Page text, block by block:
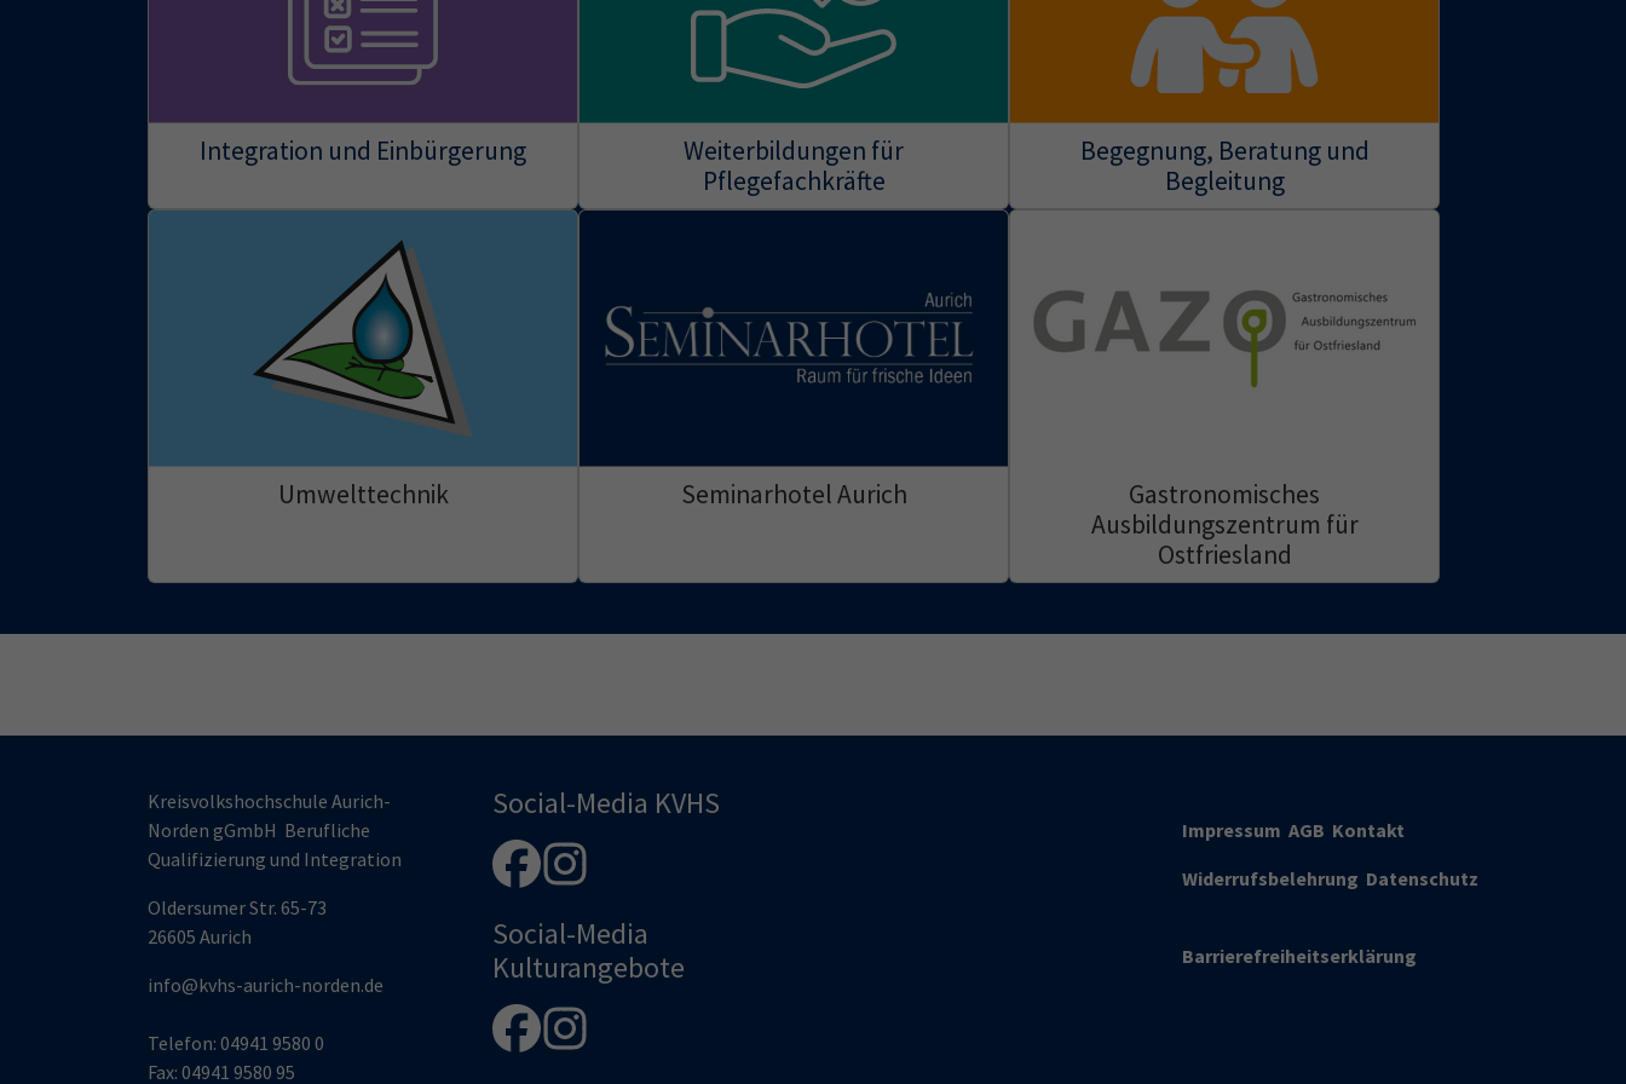
Integration und Einbürgerung
Weiterbildungen für
Pflegefachkräfte
Begegnung, Beratung und
Begleitung
Umwelttechnik Seminarhotel Aurich
Gastronomisches
Ausbildungszentrum für
Ostfriesland
Kreisvolkshochschule Aurich-
Norden gGmbH Berufliche
Qualifizierung und Integration
Oldersumer Str. 65-73
26605 Aurich
info@kvhs-aurich-norden.de
Telefon: 04941 9580 0
Fax: 04941 9580 95
Social-Media KVHS
Social-Media
Kulturangebote
Impressum AGB Kontakt
Widerrufsbelehrung Datenschutz
Barrierefreiheitserklärung